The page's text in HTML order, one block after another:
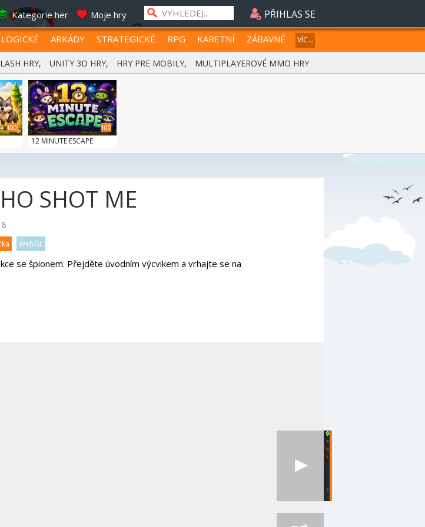
Kategorie her Moje hry PŘIHLAS SE
LOGICKÉ ARKÁDY STRATEGICKÉ RPG KARETNÍ ZÁBAVNÉ VÍC...
HRY, UNITY 3D HRY, HRY PRE MOBILY, MULTIPLAYEROVÉ MMO HRY
100 100
12 MINUTE ESCAPE
SHOT ME
WebGL
se špionem. Přejděte úvodním výcvikem a vrhajte se na